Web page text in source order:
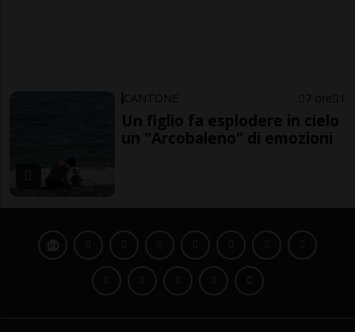
CANTONE 7 ore 1
Un figlio fa esplodere in cielo
un "Arcobaleno" di emozioni